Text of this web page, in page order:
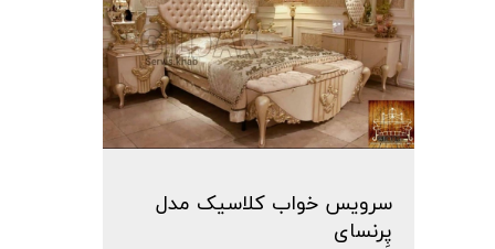
سرویس خواب کلاسیک مدل
پِرنسای